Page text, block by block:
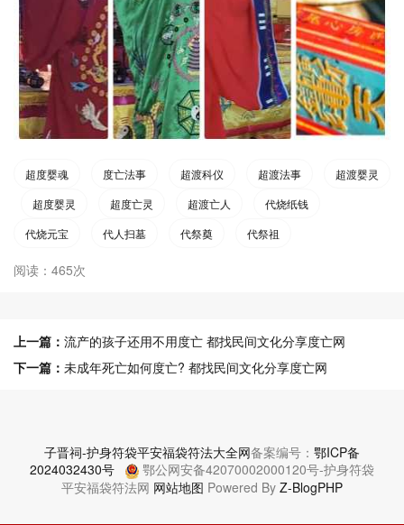
超度婴魂 度亡法事 超渡科仪 超渡法事
超渡婴灵
超度婴灵
超度亡灵 超渡亡人
代烧纸钱
代烧元宝
代人扫墓 代祭奠 代祭祖
阅读：465次
上一篇： 流产的孩子还用不用度亡 都找民间文化分享度亡网
下一篇： 未成年死亡如何度亡? 都找民间文化分享度亡网
子晋祠-护身符袋平安福袋符法大全网备案编号： 鄂ICP备
2024032430号
鄂公网安备42070002000120号-护身符袋
平安福袋符法网 网站地图 Powered By Z-BlogPHP